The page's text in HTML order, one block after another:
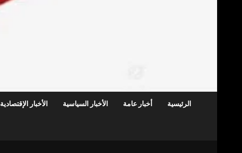
الرئيسية أخبار عامة الأخبار السياسية الأخبار الإقتصادية